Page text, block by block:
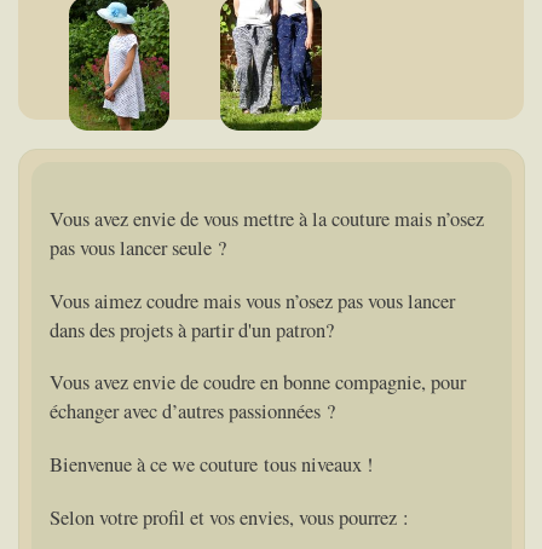
Vous avez envie de vous mettre à la couture mais n’osez
pas vous lancer seule ?
Vous aimez coudre mais vous n’osez pas vous lancer
dans des projets à partir d'un patron?
Vous avez envie de coudre en bonne compagnie, pour
échanger avec d’autres passionnées ?
Bienvenue à ce we couture tous niveaux !
Selon votre profil et vos envies, vous pourrez :